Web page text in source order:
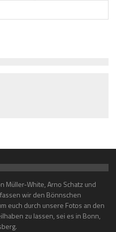
Müller-White, Arno Schatz und
wir den Bönnschen
euch durch unsere Fotos an den
zu lassen, sei es in Bonn,